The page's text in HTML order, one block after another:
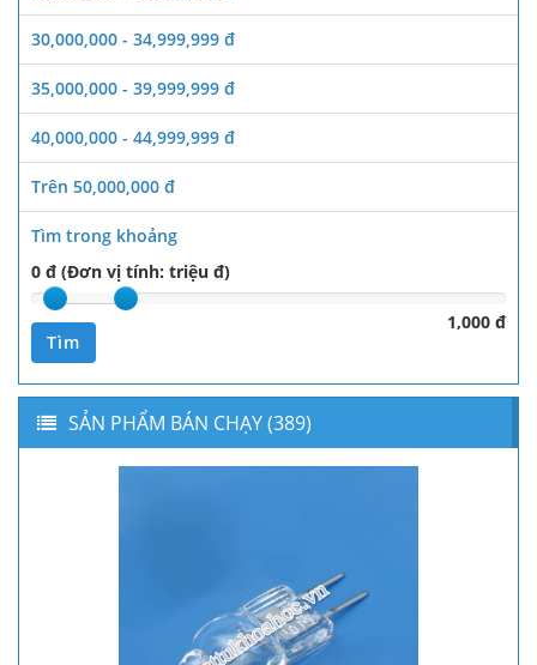
30,000,000 - 34,999,999 đ
35,000,000 - 39,999,999 đ
40,000,000 - 44,999,999 đ
Trên 50,000,000 đ
Tìm trong khoảng
0 đ (Đơn vị tính: triệu đ)
1,000 đ
Tìm
SẢN PHẨM BÁN CHẠY (389)